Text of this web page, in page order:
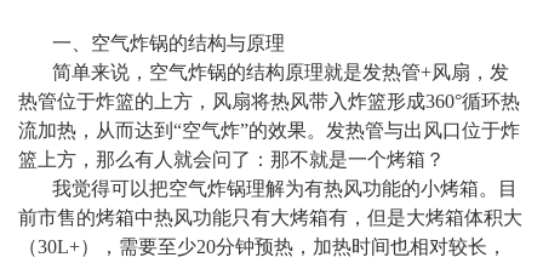
一、空气炸锅的结构与原理
简单来说，空气炸锅的结构原理就是发热管+风扇，发
热管位于炸篮的上方，风扇将热风带入炸篮形成360°循环热
流加热，从而达到“空气炸”的效果。发热管与出风口位于炸
篮上方，那么有人就会问了：那不就是一个烤箱？
我觉得可以把空气炸锅理解为有热风功能的小烤箱。目
前市售的烤箱中热风功能只有大烤箱有，但是大烤箱体积大
（30L+），需要至少20分钟预热，加热时间也相对较长，